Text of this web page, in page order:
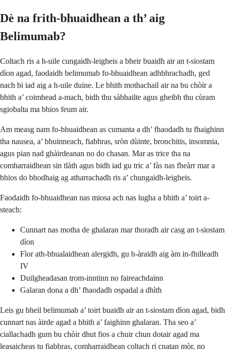
Dè na frith-bhuaidhean a th’ aig
Belimumab?
Coltach ris a h-uile cungaidh-leigheis a bheir buaidh air an t-siostam
dìon agad, faodaidh belimumab fo-bhuaidhean adhbhrachadh, ged
nach bi iad aig a h-uile duine. Le bhith mothachail air na bu chòir a
bhith a’ coimhead a-mach, bidh thu sàbhailte agus gheibh thu cùram
sgiobalta ma bhios feum air.
Am measg nam fo-bhuaidhean as cumanta a dh’ fhaodadh tu fhaighinn
tha nausea, a’ bhuinneach, fiabhras, sròn dùinte, bronchitis, insomnia,
agus pian nad ghàirdeanan no do chasan. Mar as trice tha na
comharraidhean sin tlàth agus bidh iad gu tric a’ fàs nas fheàrr mar a
bhios do bhodhaig ag atharrachadh ris a’ chungaidh-leigheis.
Faodaidh fo-bhuaidhean nas miosa ach nas lugha a bhith a’ toirt a-
steach:
Cunnart nas motha de ghalaran mar thoradh air casg an t-siostam
dìon
Fìor ath-bhualaidhean alergidh, gu h-àraidh aig àm in-fhilleadh
IV
Duilgheadasan trom-inntinn no faireachdainn
Galaran dona a dh’ fhaodadh ospadal a dhìth
Leis gu bheil belimumab a’ toirt buaidh air an t-siostam dìon agad, bidh
cunnart nas àirde agad a bhith a’ faighinn ghalaran. Tha seo a’
ciallachadh gum bu chòir dhut fios a chuir chun dotair agad ma
leasaicheas tu fiabhras, comharraidhean coltach ri cnatan mòr, no